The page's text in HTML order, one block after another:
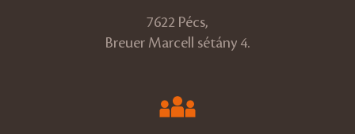
7622 Pécs,
Breuer Marcell sétány 4.